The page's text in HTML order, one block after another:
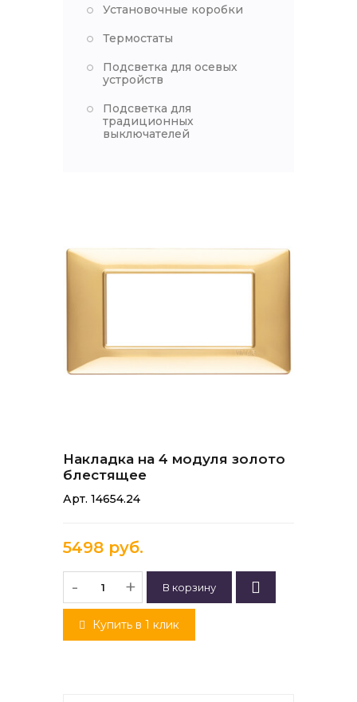
Установочные коробки
Термостаты
Подсветка для осевых
устройств
Подсветка для
традиционных
выключателей
Накладка на 4 модуля золото
блестящее
Арт. 14654.24
5498 руб.
- +
Купить в 1 клик